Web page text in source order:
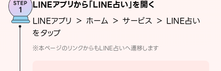
LINEアプリから「LINE占い」を開く
LINEアプリ ＞ ホーム ＞ サービス ＞ LINE占い
をタップ
※本ページのリンクからもLINE占いへ遷移します